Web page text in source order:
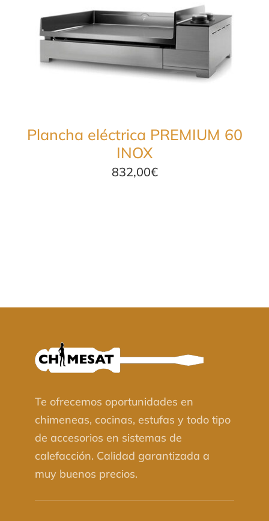
Plancha eléctrica PREMIUM 60
INOX
832,00€
Te ofrecemos oportunidades en
chimeneas, cocinas, estufas y todo tipo
de accesorios en sistemas de
calefacción. Calidad garantizada a
muy buenos precios.